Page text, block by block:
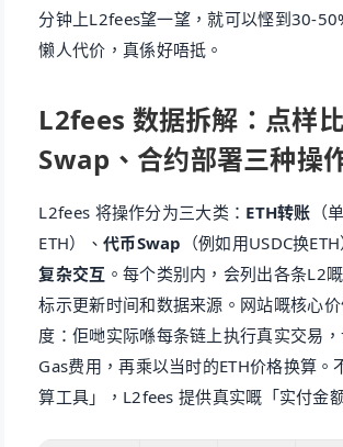
分钟上L2fees望一望，就可以悭到30-
懒人代价，真係好唔抵。
L2fees 数据拆解：点样
Swap、合约部署三种操
L2fees 将操作分为三大类： ETH转账 （
ETH）、 代币Swap （例如用USDC换ETH
复杂交互 。每个类别内，会列出各条L2
标示更新时间和数据来源。网站嘅核心
度：佢哋实际喺每条链上执行真实交易
Gas费用，再乘以当时的ETH价格换算。
算工具」，L2fees 提供真实嘅「实付金